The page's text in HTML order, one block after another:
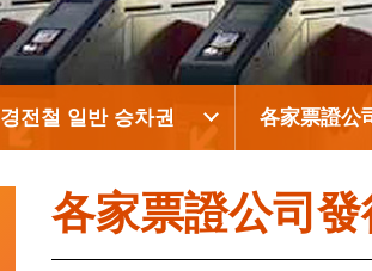
경전철 일반 승차권 各家票證公
各家票證公司